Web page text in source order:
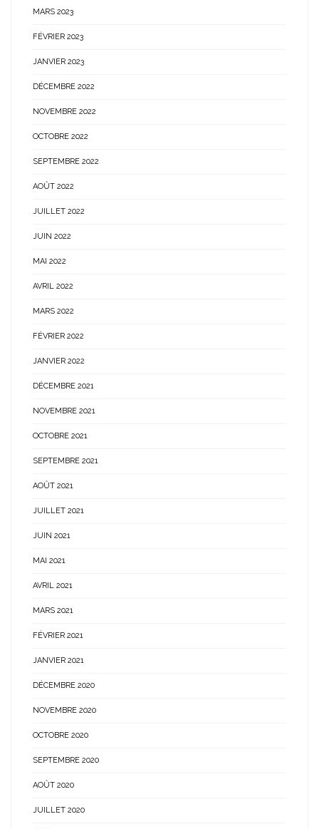
MARS 2023
FÉVRIER 2023
JANVIER 2023
DÉCEMBRE 2022
NOVEMBRE 2022
OCTOBRE 2022
SEPTEMBRE 2022
AOÛT 2022
JUILLET 2022
JUIN 2022
MAI 2022
AVRIL 2022
MARS 2022
FÉVRIER 2022
JANVIER 2022
DÉCEMBRE 2021
NOVEMBRE 2021
OCTOBRE 2021
SEPTEMBRE 2021
AOÛT 2021
JUILLET 2021
JUIN 2021
MAI 2021
AVRIL 2021
MARS 2021
FÉVRIER 2021
JANVIER 2021
DÉCEMBRE 2020
NOVEMBRE 2020
OCTOBRE 2020
SEPTEMBRE 2020
AOÛT 2020
JUILLET 2020